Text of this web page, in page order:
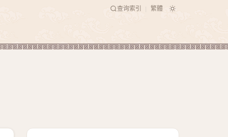
查询索引 繁體